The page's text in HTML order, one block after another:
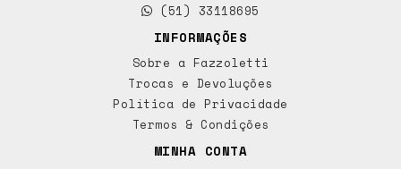
(51) 33118695
INFORMAÇÕES
Sobre a Fazzoletti
Trocas e Devoluções
Política de Privacidade
Termos & Condições
MINHA CONTA